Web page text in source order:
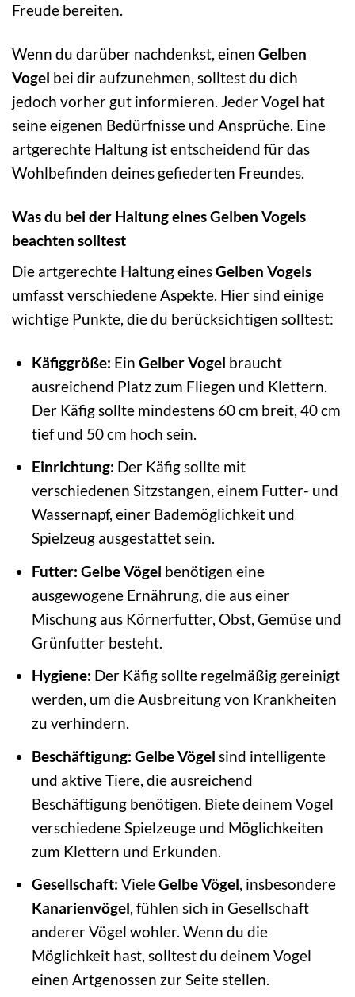
Freude bereiten.
Wenn du darüber nachdenkst, einen Gelben
Vogel bei dir aufzunehmen, solltest du dich
jedoch vorher gut informieren. Jeder Vogel hat
seine eigenen Bedürfnisse und Ansprüche. Eine
artgerechte Haltung ist entscheidend für das
Wohlbefinden deines gefiederten Freundes.
Was du bei der Haltung eines Gelben Vogels
beachten solltest
Die artgerechte Haltung einesGelben Vogels
umfasst verschiedene Aspekte. Hier sind einige
wichtige Punkte, die du berücksichtigen solltest:
Käfiggröße: Ein Gelber Vogel braucht
ausreichend Platz zum Fliegen und Klettern.
Der Käfig sollte mindestens 60 cm breit, 40 cm
tief und 50 cm hoch sein.
Einrichtung: Der Käfig sollte mit
verschiedenen Sitzstangen, einem Futter- und
Wassernapf, einer Bademöglichkeit und
Spielzeug ausgestattet sein.
Futter: Gelbe Vögel benötigen eine
ausgewogene Ernährung, die aus einer
Mischung aus Körnerfutter, Obst, Gemüse und
Grünfutter besteht.
Hygiene: Der Käfig sollte regelmäßig gereinigt
werden, um die Ausbreitung von Krankheiten
zu verhindern.
Beschäftigung: Gelbe Vögel sind intelligente
und aktive Tiere, die ausreichend
Beschäftigung benötigen. Biete deinem Vogel
verschiedene Spielzeuge und Möglichkeiten
zum Klettern und Erkunden.
Gesellschaft: VieleGelbe Vögel, insbesondere
Kanarienvögel, fühlen sich in Gesellschaft
anderer Vögel wohler. Wenn du die
Möglichkeit hast, solltest du deinem Vogel
einen Artgenossen zur Seite stellen.